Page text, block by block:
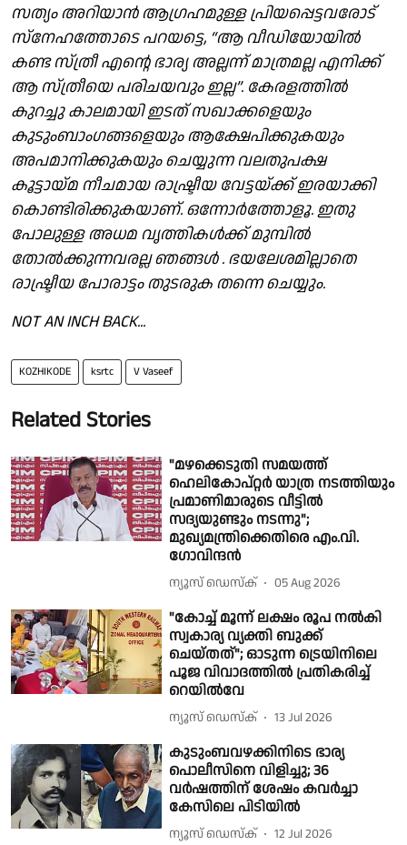
സത്യം അറിയാൻ ആഗ്രഹമുള്ള പ്രിയപ്പെട്ടവരോട്
സ്നേഹത്തോടെ പറയട്ടെ, “ആ വീഡിയോയിൽ
കണ്ട സ്ത്രീ എന്റെ ഭാര്യ അല്ലന്ന് മാത്രമല്ല എനിക്ക്
ആ സ്ത്രീയെ പരിചയവും ഇല്ല”. കേരളത്തിൽ
കുറച്ചു കാലമായി ഇടത് സഖാക്കളെയും
കുടുംബാംഗങ്ങളെയും ആക്ഷേപിക്കുകയും
അപമാനിക്കുകയും ചെയ്യുന്ന വലതുപക്ഷ
കൂട്ടായ്മ നീചമായ രാഷ്ട്രീയ വേട്ടയ്ക്ക് ഇരയാക്കി
കൊണ്ടിരിക്കുകയാണ്. ഒന്നോർത്തോളൂ. ഇതു
പോലുള്ള അധമ വൃത്തികൾക്ക് മുമ്പിൽ
തോൽക്കുന്നവരല്ല ഞങ്ങൾ . ഭയലേശമില്ലാതെ
രാഷ്ട്രീയ പോരാട്ടം തുടരുക തന്നെ ചെയ്യും.
NOT AN INCH BACK...
KOZHIKODE ksrtc V Vaseef
Related Stories
"മഴക്കെടുതി സമയത്ത്
ഹെലികോപ്റ്റർ യാത്ര നടത്തിയും
പ്രമാണിമാരുടെ വീട്ടിൽ
സദ്യയുണ്ടും നടന്നു";
മുഖ്യമന്ത്രിക്കെതിരെ എം.വി.
ഗോവിന്ദൻ
ന്യൂസ് ഡെസ്ക് 05 Aug 2026
"കോച്ച് മൂന്ന് ലക്ഷം രൂപ നൽകി
സ്വകാര്യ വ്യക്തി ബുക്ക്
ചെയ്തത്"; ഓടുന്ന ട്രെയിനിലെ
പൂജ വിവാദത്തിൽ പ്രതികരിച്ച്
റെയിൽവേ
ന്യൂസ് ഡെസ്ക് 13 Jul 2026
കുടുംബവഴക്കിനിടെ ഭാര്യ
പൊലീസിനെ വിളിച്ചു; 36
വർഷത്തിന് ശേഷം കവർച്ചാ
കേസിലെ പിടിയിൽ
ന്യൂസ് ഡെസ്ക് 12 Jul 2026